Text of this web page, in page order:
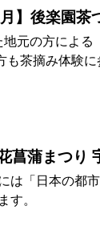
月】後楽園茶
元の方による
も茶摘み体験に
菖蒲まつり
は「日本の都
す。